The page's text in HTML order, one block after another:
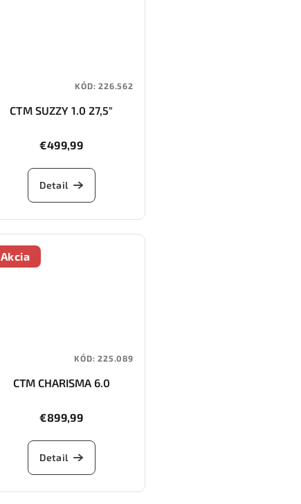
CTM SUZZY 1.0 27,5"
€499,99
Detail
KÓD:226.562
Akcia
CTM CHARISMA 6.0
€899,99
Detail
KÓD:225.089